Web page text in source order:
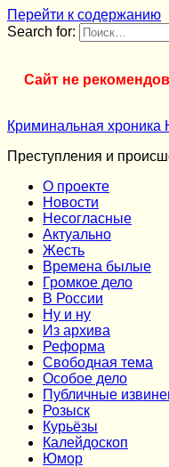
Перейти к содержанию
Search for:
Сайт не
Криминальная хроника
Преступления и
О проекте
Новости
Несогласные
Актуально
Жесть
Времена былые
Громкое дело
В России
Ну и ну
Из архива
Реформа
Cвободная тема
Особое дело
Публичные
Розыск
Курьёзы
Калейдоскоп
Юмор